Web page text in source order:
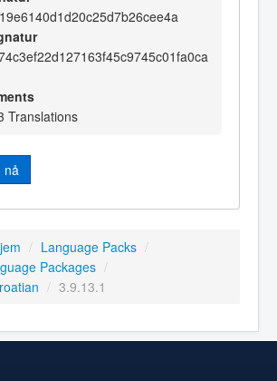
Translations
nå
/ Language Packs /
Packages /
/ 3.9.13.1